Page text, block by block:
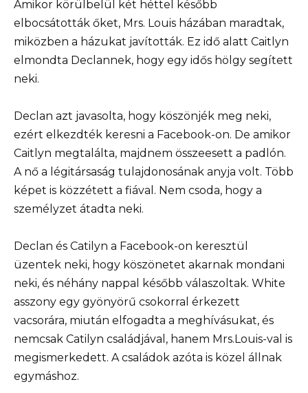
Amikor körülbelül két héttel később
elbocsátották őket, Mrs. Louis házában maradtak,
miközben a házukat javították. Ez idő alatt Caitlyn
elmondta Declannek, hogy egy idős hölgy segített
neki.
Declan azt javasolta, hogy köszönjék meg neki,
ezért elkezdték keresni a Facebook-on. De amikor
Caitlyn megtalálta, majdnem összeesett a padlón.
A nő a légitársaság tulajdonosának anyja volt. Több
képet is közzétett a fiával. Nem csoda, hogy a
személyzet átadta neki.
Declan és Catilyn a Facebook-on keresztül
üzentek neki, hogy köszönetet akarnak mondani
neki, és néhány nappal később válaszoltak. White
asszony egy gyönyörű csokorral érkezett
vacsorára, miután elfogadta a meghívásukat, és
nemcsak Catilyn családjával, hanem Mrs.Louis-val is
megismerkedett. A családok azóta is közel állnak
egymáshoz.